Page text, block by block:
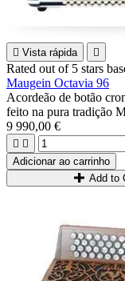
 Vista rápida 
Rated out of 5 stars
Maugein Octavia 96
Acordeão de botão
feito na pura tradição
madeira...
Possibilidade 3+3 ou
Ideal para jogadores
9 990,00 €
 
Adicionar ao carrinho
Add to